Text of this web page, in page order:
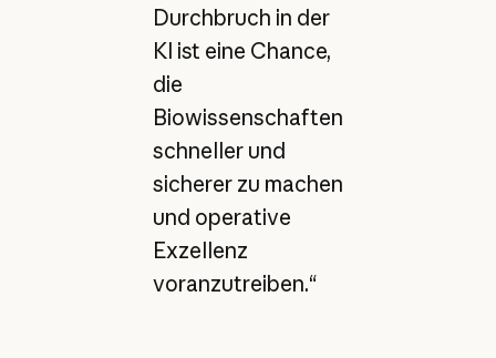
Durchbruch in der
KI ist eine Chance,
die
Biowissenschaften
schneller und
sicherer zu machen
und operative
Exzellenz
voranzutreiben.“